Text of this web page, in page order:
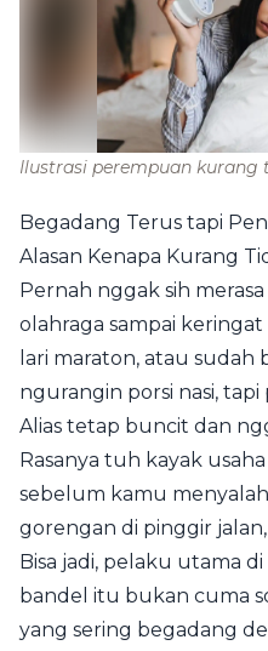
Ilustrasi perempuan kurang
Begadang Terus tapi
Alasan Kenapa Kurang
Pernah nggak sih
olahraga sampai
lari maraton, atau sudah
ngurangin porsi nasi,
Alias tetap buncit dan
Rasanya tuh kayak
sebelum kamu
gorengan di pinggir
Bisa jadi, pelaku utama
bandel itu bukan cuma
yang sering begadang